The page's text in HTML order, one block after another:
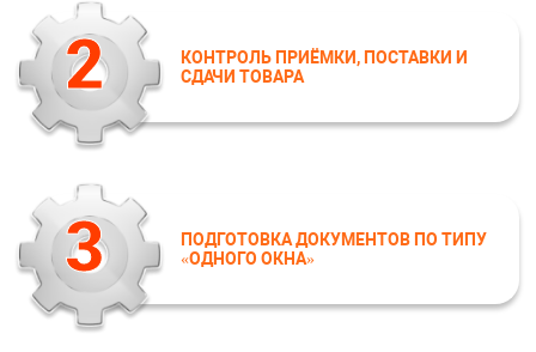
КОНТРОЛЬ ПРИЁМКИ, ПОСТАВКИ И
СДАЧИ ТОВАРА
2
ПОДГОТОВКА ДОКУМЕНТОВ ПО ТИПУ
«ОДНОГО ОКНА»
3